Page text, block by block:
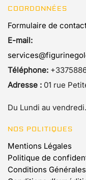
COORDONNÉES
Formulaire de
E-mail:
Téléphone:
Adresse : 01 rue
Du Lundi au vendredi.
NOS POLITIQUES
Mentions Légales
Politique de
Conditions